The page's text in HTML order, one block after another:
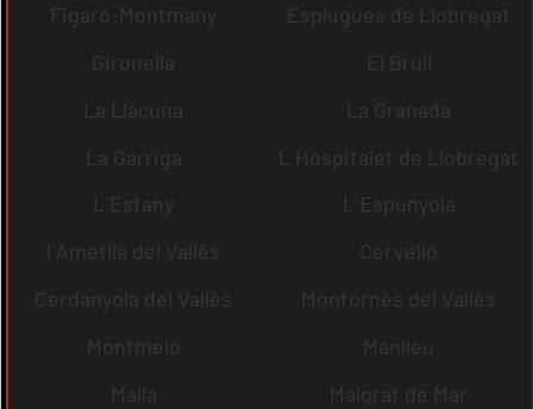
Figaró-Montmany
Esplugues de Llobregat
Gironella
El Brull
La Llacuna
La Granada
La Garriga
L´Hospitalet de Llobregat
L´Estany
L´Espunyola
l´Ametlla del Vallès
Cervelló
Cerdanyola del Vallès
Montornès del Vallès
Montmeló
Manlleu
Malla
Malgrat de Mar